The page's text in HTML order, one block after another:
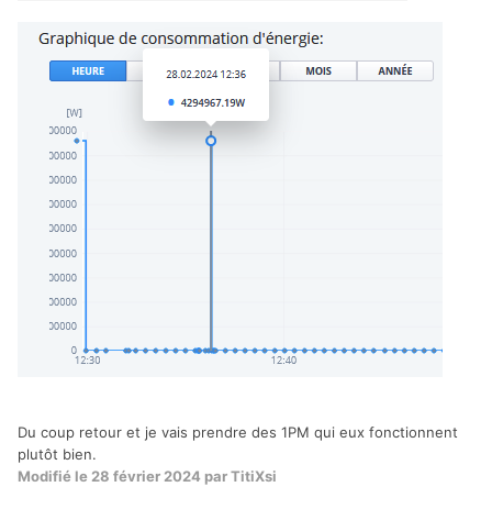
Du coup retour et je vais prendre des 1PM qui eux fonctionnent
plutôt bien.
Modifié le 28 février 2024 par TitiXsi